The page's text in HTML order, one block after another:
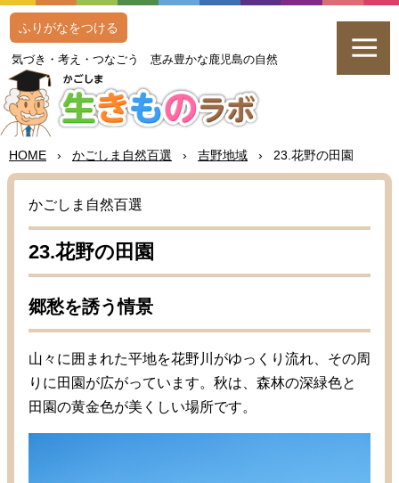
気づき・考え・つなごう恵み豊かな鹿児島の自然
ふりがなをつける
HOME › かごしま 自然百選 › 吉野地域 › 23. 花野の田園
かごしま 自然百選
23.花野の 田園
郷愁を誘う情景
山々 に 囲 まれた平地を花野 川 がゆっくり 流れ、その周
りに 田園 が広がっています。 秋は、 森林の深緑色と
田園の黄金色が美 くしい場所です。